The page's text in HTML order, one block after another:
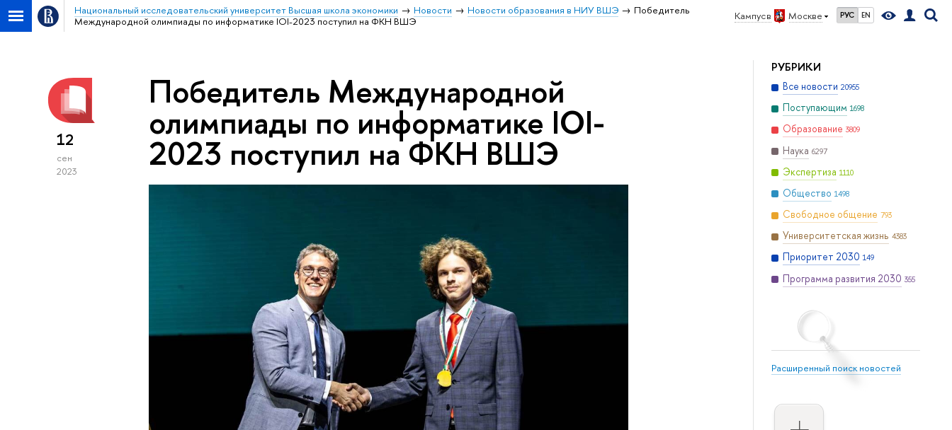
Кампус в Москве РУС EN
Национальный исследовательский университет Высшая школа экономики Новости Новости образования в НИУ ВШЭ
Победитель
Международной олимпиады по информатике IOI-2023 поступил на ФКН ВШЭ
РУБРИКИ
Все новости 20955
Поступающим 1698
Образование 3809
Наука 6297
Экспертиза 1110
Общество 1498
Свободное общение 793
Университетская жизнь 4383
Приоритет 2030 149
Программа развития 2030 355
Расширенный поиск новостей
12
сен
2023
Победитель Международной
олимпиады по информатике IOI-
2023 поступил на ФКН ВШЭ